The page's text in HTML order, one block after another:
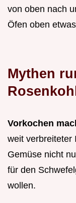
von oben nach
Öfen oben
Mythen
Vorkochen
weit verbreiteter
Gemüse nicht
für den
wollen.